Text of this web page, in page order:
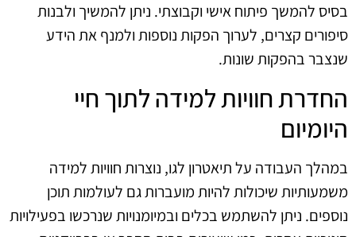
בסיס להמשך פיתוח אישי וקבוצתי. ניתן להמשיך ולבנות
סיפורים קצרים, לערוך הפקות נוספות ולמנף את הידע
שנצבר בהפקות שונות.
החדרת חוויות למידה לתוך חיי
היומיום
במהלך העבודה על תיאטרון לגו, נוצרות חוויות למידה
משמעותיות שיכולות להיות מועברות גם לעולמות תוכן
נוספים. ניתן להשתמש בכלים ובמיומנויות שנרכשו בפעילויות